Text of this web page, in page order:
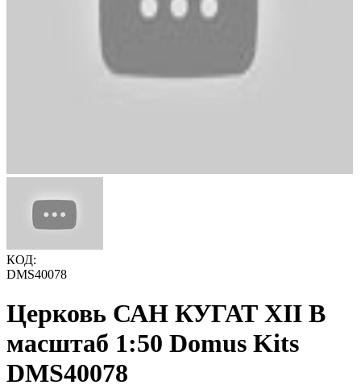
КОД:
DMS40078
Церковь САН КУГАТ XII В
масштаб 1:50 Domus Kits
DMS40078